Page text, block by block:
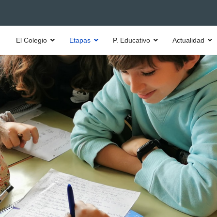
El Colegio Etapas P. Educativo Actualidad